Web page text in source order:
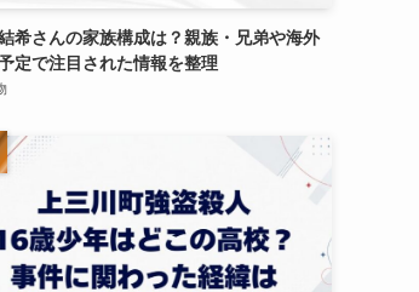
希さんの家族構成は？親族・兄弟や海外
定で注目された情報を整理